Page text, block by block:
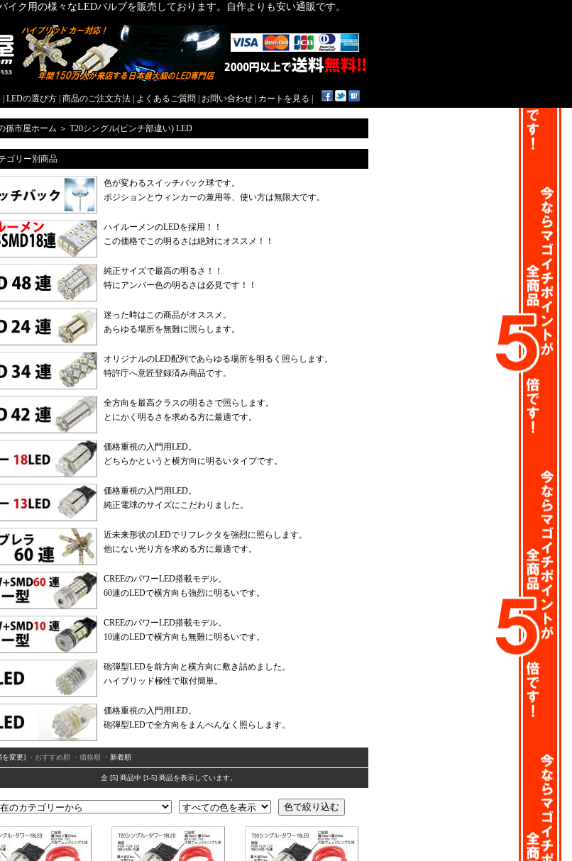
イク用の様々なLEDバルブを販売しております。自作よりも安い通販です。
LEDの選び方 商品のご注文方法 よくあるご質問 お問い合わせ カートを見る
孫市屋ホーム ＞ T20シングル(ピンチ部違い) LED
ゴリー別商品
色が変わるスイッチバック球です。
ポジションとウィンカーの兼用等、使い方は無限大です。
ハイルーメンのLEDを採用！！
この価格でこの明るさは絶対にオススメ！！
純正サイズで最高の明るさ！！
特にアンバー色の明るさは必見です！！
迷った時はこの商品がオススメ。
あらゆる場所を無難に照らします。
オリジナルのLED配列であらゆる場所を明るく照らします。
特許庁へ意匠登録済み商品です。
全方向を最高クラスの明るさで照らします。
とにかく明るさを求める方に最適です。
価格重視の入門用LED。
どちらかというと横方向に明るいタイプです。
価格重視の入門用LED。
純正電球のサイズにこだわりました。
近未来形状のLEDでリフレクタを強烈に照らします。
他にない光り方を求める方に最適です。
CREEのパワーLED搭載モデル。
60連のLEDで横方向も強烈に明るいです。
CREEのパワーLED搭載モデル。
10連のLEDで横方向も無難に明るいです。
砲弾型LEDを前方向と横方向に敷き詰めました。
ハイブリッド極性で取付簡単。
価格重視の入門用LED。
砲弾型LEDで全方向をまんべんなく照らします。
を変更] ・おすすめ順 ・価格順 ・新着順
全 [5] 商品中 [1-5] 商品を表示しています。